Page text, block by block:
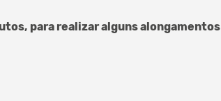
para realizar alguns alongamentos